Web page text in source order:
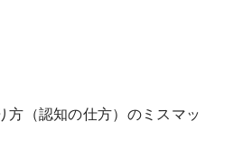
（認知の仕方）のミスマッ